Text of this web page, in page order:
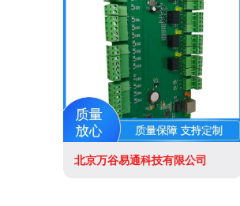
北京万谷易通科技有限公司